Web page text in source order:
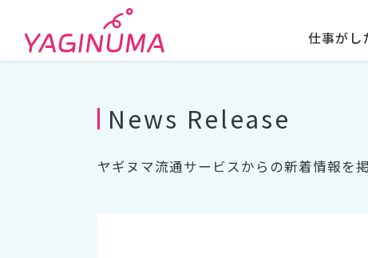
仕事がし
News Release
ヤギヌマ流通サービスからの新着情報を